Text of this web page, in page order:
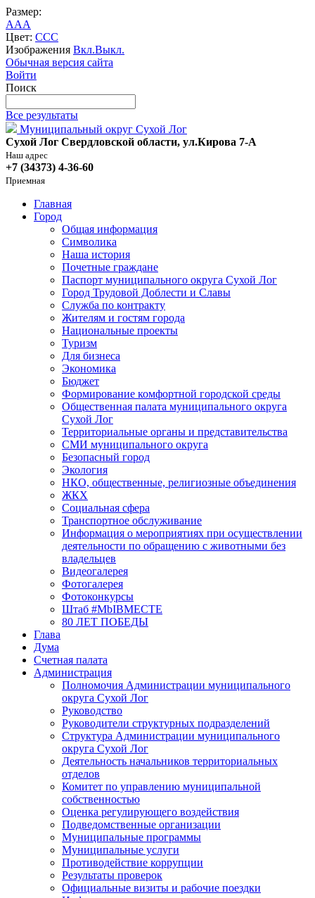
Размер:
AAA
Цвет: CCC
Изображения Вкл.Выкл.
Обычная версия сайта
Войти
Поиск
Все результаты
Муниципальный округ Сухой Лог
Сухой Лог Свердловской области, ул.Кирова 7-А
Наш адрес
+7 (34373) 4-36-60
Приемная
Главная
Город
Общая информация
Символика
Наша история
Почетные граждане
Паспорт муниципального округа Сухой Лог
Город Трудовой Доблести и Славы
Служба по контракту
Жителям и гостям города
Национальные проекты
Туризм
Для бизнеса
Экономика
Бюджет
Формирование комфортной городской среды
Общественная палата муниципального округа
Сухой Лог
Территориальные органы и представительства
СМИ муниципального округа
Безопасный город
Экология
НКО, общественные, религиозные объединения
ЖКХ
Социальная сфера
Транспортное обслуживание
Информация о мероприятиях при осуществлении
деятельности по обращению с животными без
владельцев
Видеогалерея
Фотогалерея
Фотоконкурсы
Штаб #MbIBMECTE
80 ЛЕТ ПОБЕДЫ
Глава
Дума
Счетная палата
Администрация
Полномочия Администрации муниципального
округа Сухой Лог
Руководство
Руководители структурных подразделений
Структура Администрации муниципального
округа Сухой Лог
Деятельность начальников территориальных
отделов
Комитет по управлению муниципальной
собственностью
Оценка регулирующего воздействия
Подведомственные организации
Муниципальные программы
Муниципальные услуги
Противодействие коррупции
Результаты проверок
Официальные визиты и рабочие поездки